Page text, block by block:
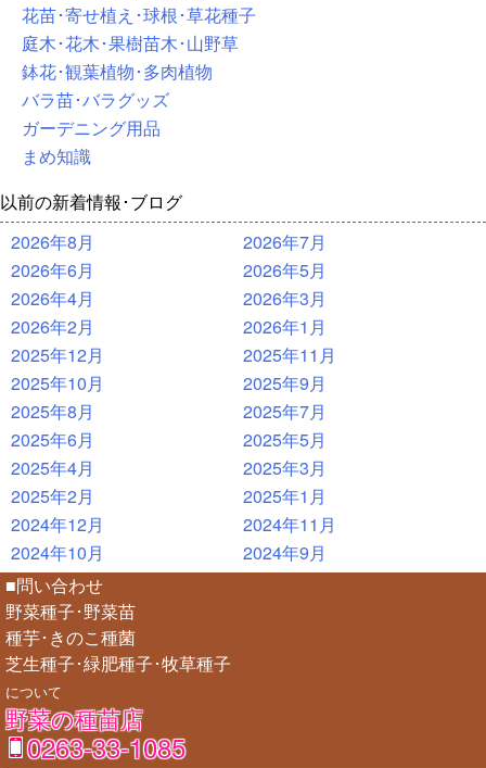
花苗･寄せ植え･球根･草花種子
庭木･花木･果樹苗木･山野草
鉢花･観葉植物･多肉植物
バラ苗･バラグッズ
ガーデニング用品
まめ知識
以前の新着情報･ブログ
2026年8月
2026年7月
2026年6月
2026年5月
2026年4月
2026年3月
2026年2月
2026年1月
2025年12月
2025年11月
2025年10月
2025年9月
2025年8月
2025年7月
2025年6月
2025年5月
2025年4月
2025年3月
2025年2月
2025年1月
2024年12月
2024年11月
2024年10月
2024年9月
■問い合わせ
野菜種子･野菜苗
種芋･きのこ種菌
芝生種子･緑肥種子･牧草種子
について
野菜の種苗店
0263-33-1085